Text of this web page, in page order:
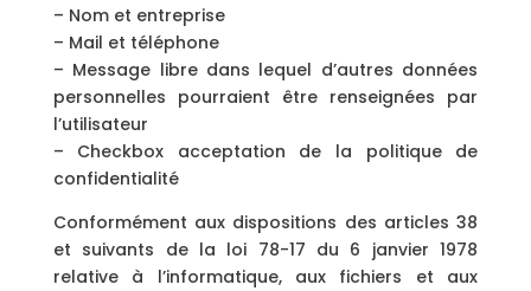
– Nom et entreprise
– Mail et téléphone
– Message libre dans lequel d’autres données
personnelles pourraient être renseignées par
l’utilisateur
– Checkbox acceptation de la politique de
confidentialité
Conformément aux dispositions des articles 38
et suivants de la loi 78-17 du 6 janvier 1978
relative à l’informatique, aux fichiers et aux